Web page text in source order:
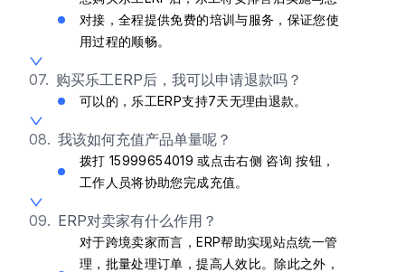
对接，全程提供免费的培训与服务，保证您使
用过程的顺畅。
07. 购买乐工ERP后，我可以申请退款吗？
可以的，乐工ERP支持7天无理由退款。
08. 我该如何充值产品单量呢？
拨打 15999654019 或点击右侧 咨询 按钮，
工作人员将协助您完成充值。
09. ERP对卖家有什么作用？
对于跨境卖家而言，ERP帮助实现站点统一管
理，批量处理订单，提高人效比。除此之外，